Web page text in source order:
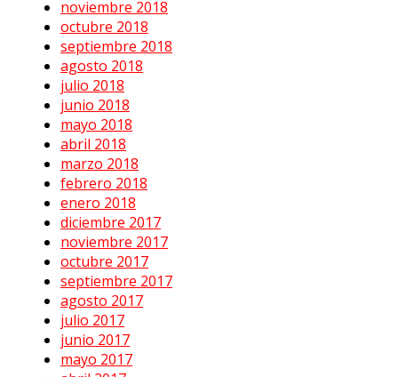
noviembre 2018
octubre 2018
septiembre 2018
agosto 2018
julio 2018
junio 2018
mayo 2018
abril 2018
marzo 2018
febrero 2018
enero 2018
diciembre 2017
noviembre 2017
octubre 2017
septiembre 2017
agosto 2017
julio 2017
junio 2017
mayo 2017